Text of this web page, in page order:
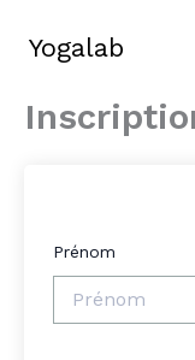
contenu
Yogalab
Prénom